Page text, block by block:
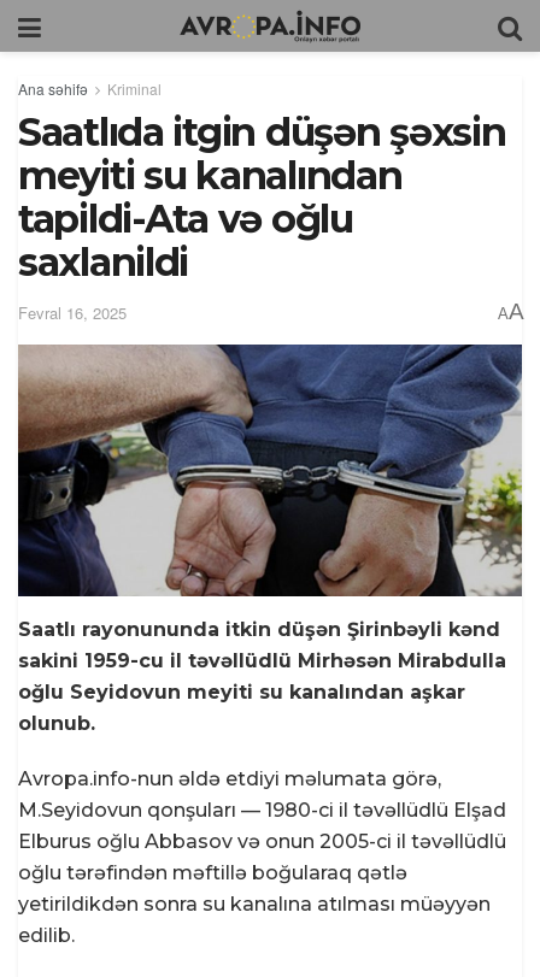
Ana səhifə Kriminal
Saatlıda itgin düşən şəxsin
meyiti su kanalından
tapildi-Ata və oğlu
saxlanildi
Fevral 16, 2025 AA
Saatlı rayonununda itkin düşən Şirinbəyli kənd
sakini 1959-cu il təvəllüdlü Mirhəsən Mirabdulla
oğlu Seyidovun meyiti su kanalından aşkar
olunub.
Avropa.info-nun əldə etdiyi məlumata görə,
M.Seyidovun qonşuları — 1980-ci il təvəllüdlü Elşad
Elburus oğlu Abbasov və onun 2005-ci il təvəllüdlü
oğlu tərəfindən məftillə boğularaq qətlə
yetirildikdən sonra su kanalına atılması müəyyən
edilib.